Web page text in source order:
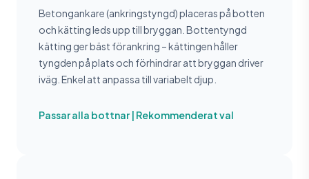
Betongankare (ankringstyngd) placeras på botten
och kätting leds upp till bryggan. Bottentyngd
kätting ger bäst förankring – kättingen håller
tyngden på plats och förhindrar att bryggan driver
iväg. Enkel att anpassa till variabelt djup.
Passar alla bottnar | Rekommenderat val